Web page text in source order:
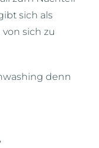
sich als
sich zu
denn